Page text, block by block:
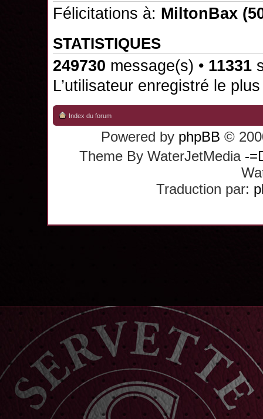
Félicitations à: MiltonBax
STATISTIQUES
249730 message(s) • 11331
L’utilisateur enregistré le
Index du forum
Powered by phpBB ©
Theme By WaterJetMedia -
Traduction par: